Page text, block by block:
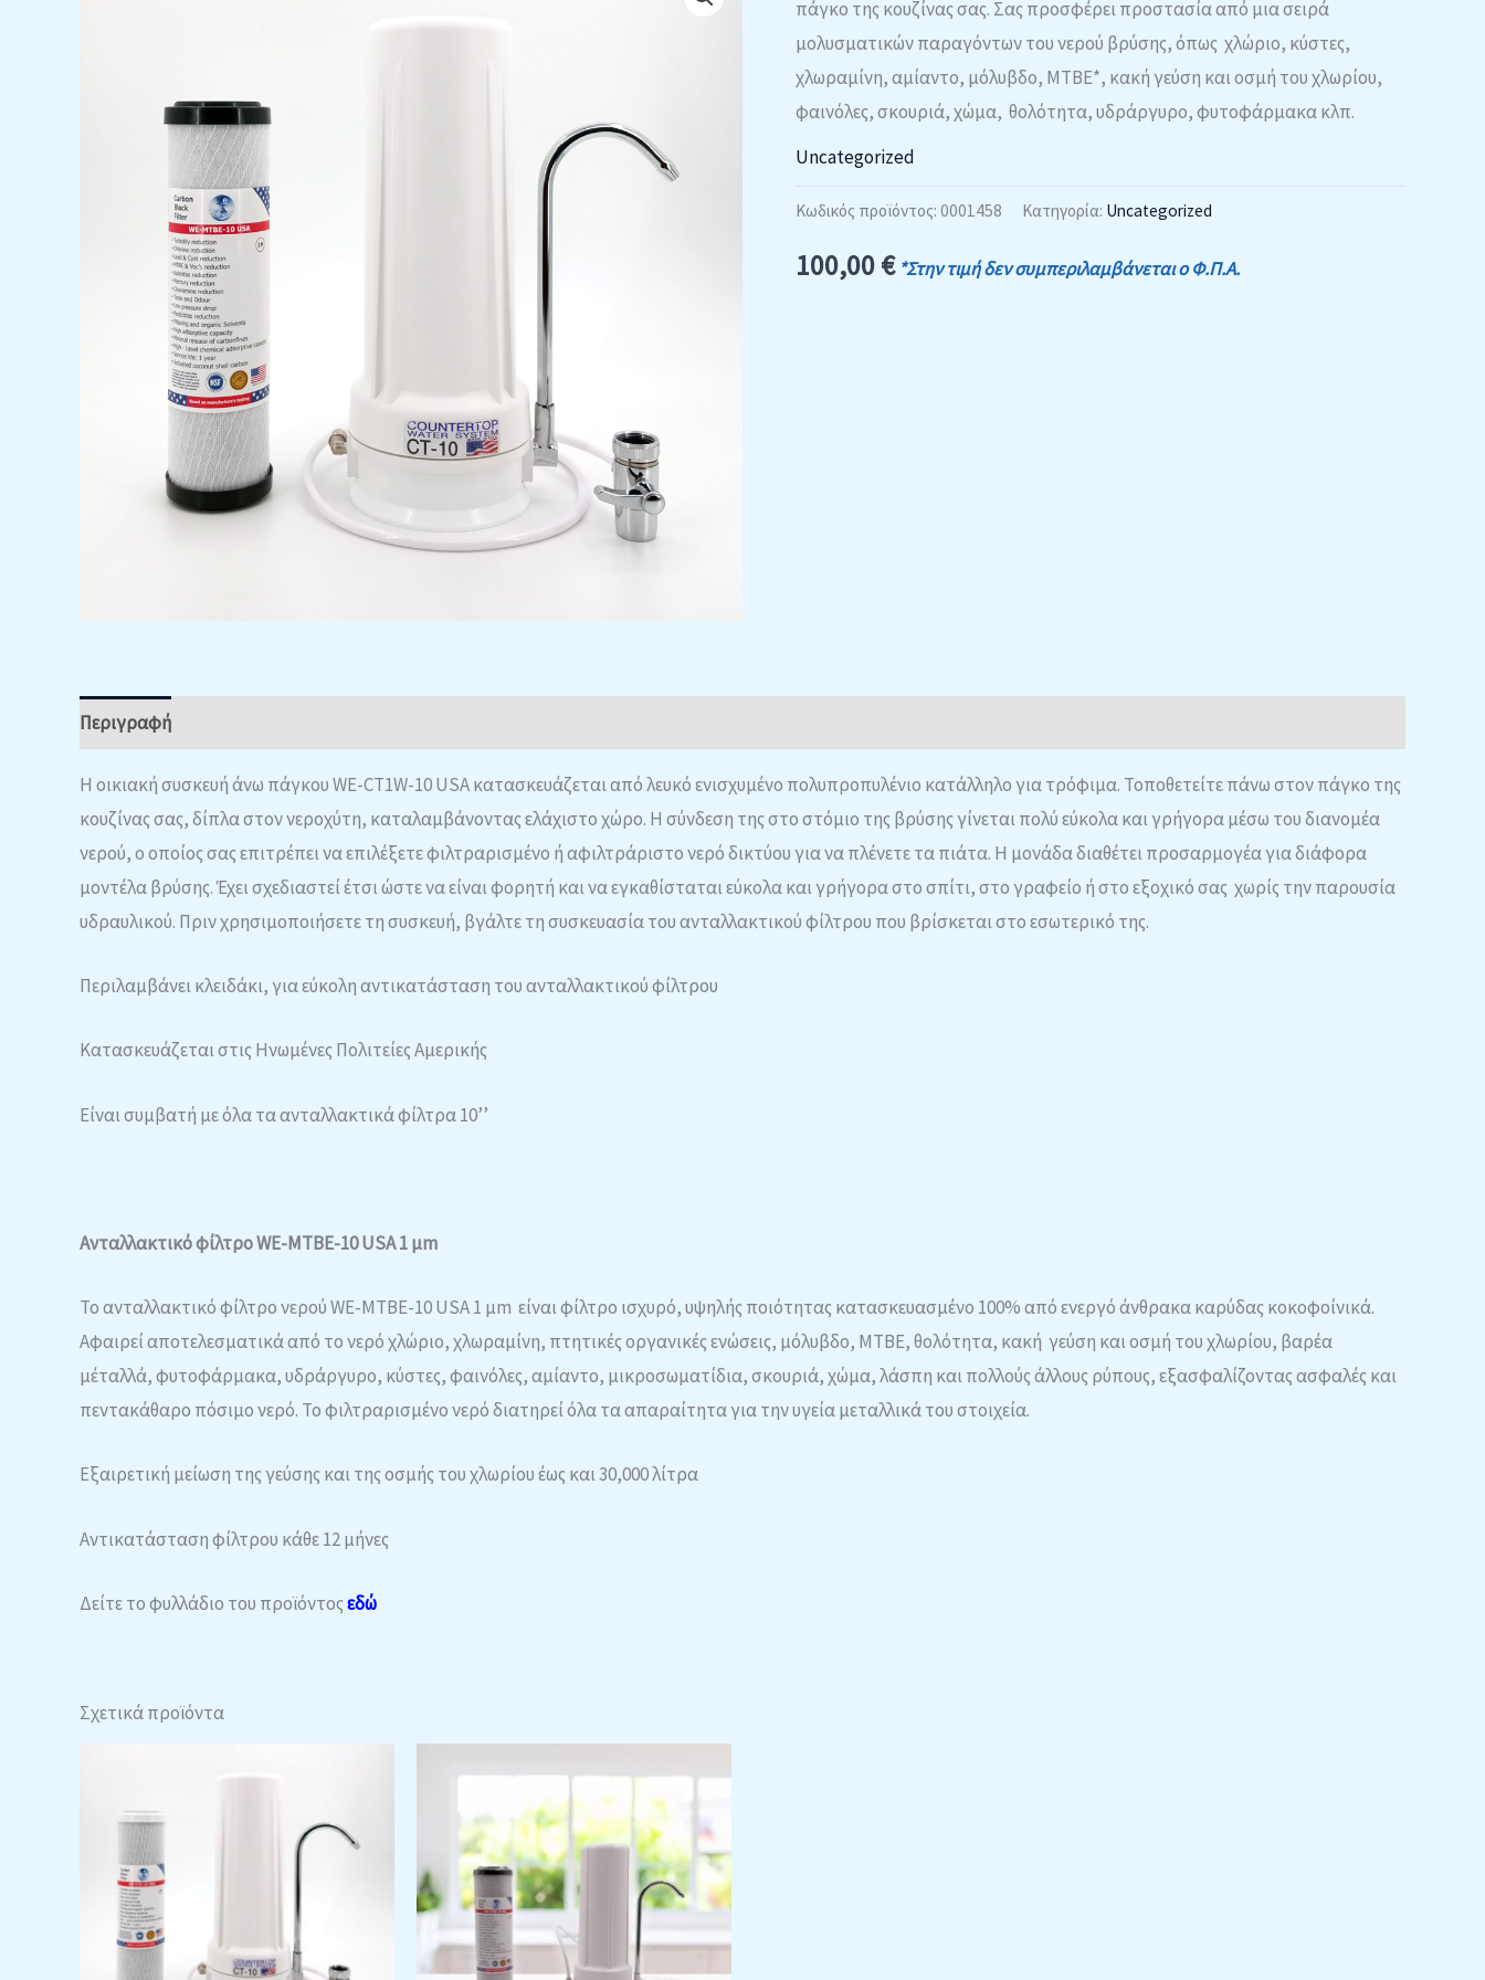
πάγκο της κουζίνας σας. Σας προσφέρει προστασία από μια σειρά
μολυσματικών παραγόντων του νερού βρύσης, όπως χλώριο, κύστες,
χλωραμίνη, αμίαντο, μόλυβδο, MTBE*, κακή γεύση και οσμή του χλωρίου,
φαινόλες, σκουριά, χώμα, θολότητα, υδράργυρο, φυτοφάρμακα κλπ.
Uncategorized
Κωδικός προϊόντος: 0001458 Κατηγορία: Uncategorized
100,00€ *Στην τιμή δεν συμπεριλαμβάνεται ο Φ.Π.Α.
Περιγραφή
Η οικιακή συσκευή άνω πάγκου WE-CT1W-10 USA κατασκευάζεται από λευκό ενισχυμένο πολυπροπυλένιο κατάλληλο για τρόφιμα. Τοποθετείτε πάνω στον πάγκο της
κουζίνας σας, δίπλα στον νεροχύτη, καταλαμβάνοντας ελάχιστο χώρο. Η σύνδεση της στο στόμιο της βρύσης γίνεται πολύ εύκολα και γρήγορα μέσω του διανομέα
νερού, o οποίος σας επιτρέπει να επιλέξετε φιλτραρισμένο ή αφιλτράριστο νερό δικτύου για να πλένετε τα πιάτα. Η μονάδα διαθέτει προσαρμογέα για διάφορα
μοντέλα βρύσης. Έχει σχεδιαστεί έτσι ώστε να είναι φορητή και να εγκαθίσταται εύκολα και γρήγορα στο σπίτι, στο γραφείο ή στο εξοχικό σας χωρίς την παρουσία
υδραυλικού. Πριν χρησιμοποιήσετε τη συσκευή, βγάλτε τη συσκευασία του ανταλλακτικού φίλτρου που βρίσκεται στο εσωτερικό της.
Περιλαμβάνει κλειδάκι, για εύκολη αντικατάσταση του ανταλλακτικού φίλτρου
Κατασκευάζεται στις Ηνωμένες Πολιτείες Αμερικής
Είναι συμβατή με όλα τα ανταλλακτικά φίλτρα 10’’
Ανταλλακτικό φίλτρο WE-MTBE-10 USA 1 μm
Το ανταλλακτικό φίλτρο νερού WE-MTBE-10 USA 1 μm είναι φίλτρο ισχυρό, υψηλής ποιότητας κατασκευασμένο 100% από ενεργό άνθρακα καρύδας κοκοφοίνικά.
Αφαιρεί αποτελεσματικά από το νερό χλώριο, χλωραμίνη, πτητικές οργανικές ενώσεις, μόλυβδο, MTBE, θολότητα, κακή γεύση και οσμή του χλωρίου, βαρέα
μέταλλά, φυτοφάρμακα, υδράργυρο, κύστες, φαινόλες, αμίαντο, μικροσωματίδια, σκουριά, χώμα, λάσπη και πολλούς άλλους ρύπους, εξασφαλίζοντας ασφαλές και
πεντακάθαρο πόσιμο νερό. Το φιλτραρισμένο νερό διατηρεί όλα τα απαραίτητα για την υγεία μεταλλικά του στοιχεία.
Εξαιρετική μείωση της γεύσης και της οσμής του χλωρίου έως και 30,000 λίτρα
Αντικατάσταση φίλτρου κάθε 12 μήνες
Δείτε το φυλλάδιο του προϊόντοςεδώ
Σχετικά προϊόντα